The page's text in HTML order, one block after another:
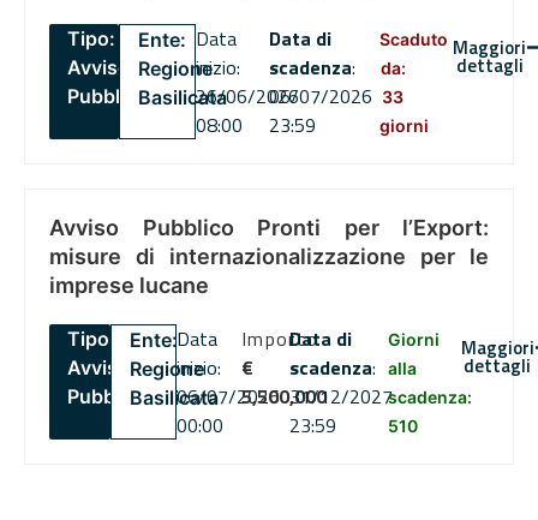
Tipo:
Avviso
Pubblico
Ente:
Regione
Basilicata
Data
inizio:
26/06/2026
08:00
Data di
scadenza:
06/07/2026
23:59
Scaduto
da:
33
giorni
Maggiori
dettagli
Avviso Pubblico Pronti per l’Export:
misure di internazionalizzazione per le
imprese lucane
Tipo:
Avviso
Pubblico
Ente:
Regione
Basilicata
Data
inizio:
06/07/2026
00:00
Importo
€
5,500,000
Data di
scadenza:
31/12/2027
23:59
Giorni
alla
scadenza:
510
Maggiori
dettagli